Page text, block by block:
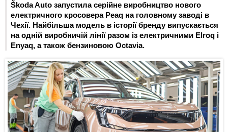
Škoda Auto запустила серійне виробництво нового
електричного кросовера Peaq на головному заводі в
Чехії. Найбільша модель в історії бренду випускається
на одній виробничій лінії разом із електричними Elroq і
Enyaq, а також бензиновою Octavia.